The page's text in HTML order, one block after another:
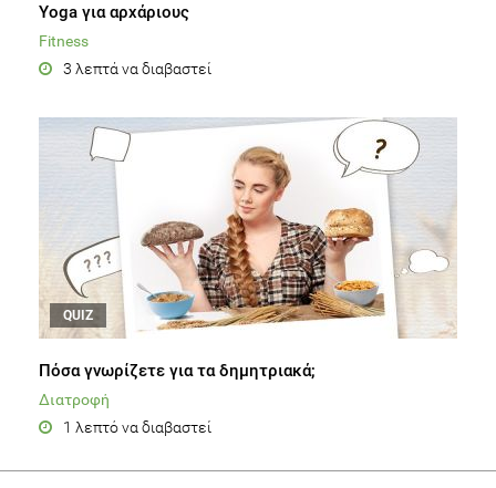
Yoga για αρχάριους
Fitness
3 λεπτά να διαβαστεί
QUIZ
Πόσα γνωρίζετε για τα δημητριακά;
Διατροφή
1 λεπτό να διαβαστεί